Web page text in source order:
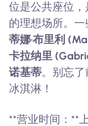
位是公共座位
的理想场所。
蒂娜·布里利
卡拉纳里
诺基蒂。别忘了
冰淇淋！
**营业时间：**